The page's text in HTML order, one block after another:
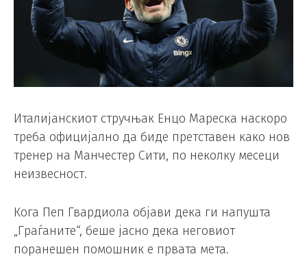
Италијанскиот стручњак Енцо Мареска наскоро
треба официјално да биде претставен како нов
тренер на Манчестер Сити, по неколку месеци
неизвесност.
Кога Пеп Гвардиола објави дека ги напушта
„Граѓаните“, беше јасно дека неговиот
поранешен помошник е првата мета.